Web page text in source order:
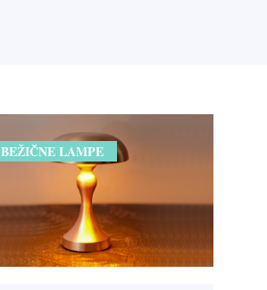
BEŽIČNE LAMPE